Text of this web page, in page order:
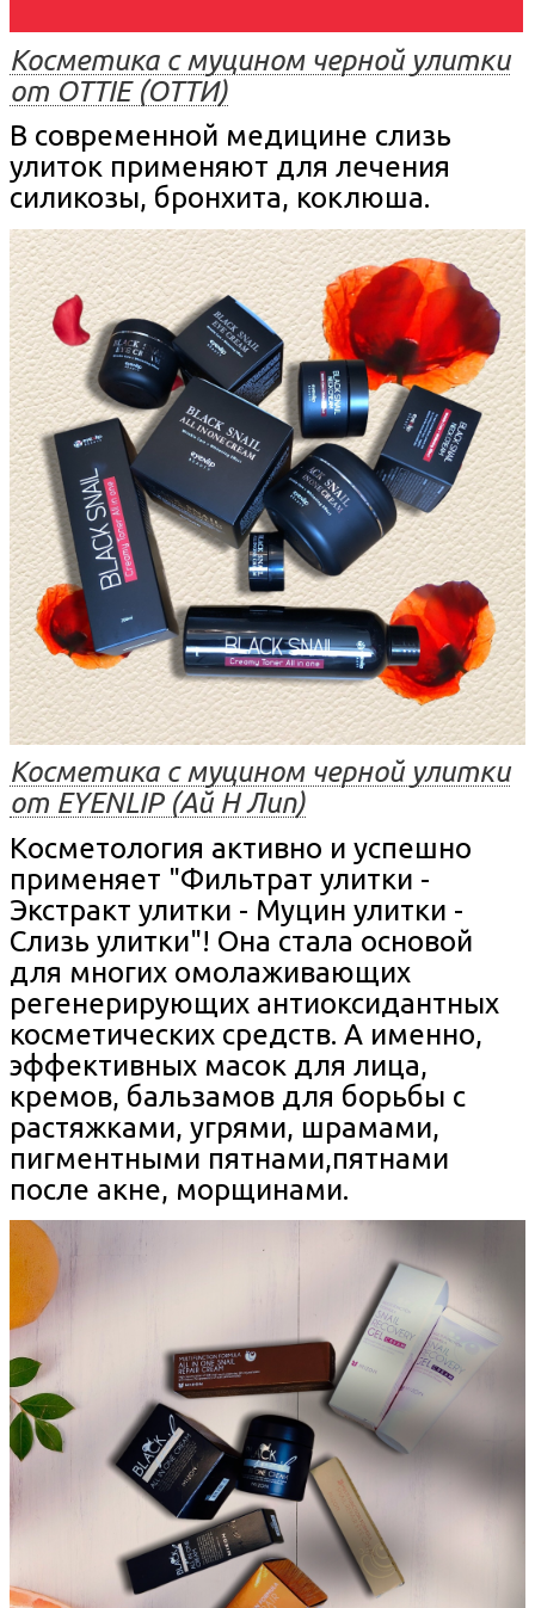
Косметика с муцином черной улитки
от OTTIE (ОТТИ)
В современной медицине слизь
улиток применяют для лечения
силикозы, бронхита, коклюша.
Косметика с муцином черной улитки
от EYENLIP (Ай Н Лип)
Косметология активно и успешно
применяет "Фильтрат улитки -
Экстракт улитки - Муцин улитки -
Слизь улитки"! Она стала основой
для многих омолаживающих
регенерирующих антиоксидантных
косметических средств. А именно,
эффективных масок для лица,
кремов, бальзамов для борьбы с
растяжками, угрями, шрамами,
пигментными пятнами,пятнами
после акне, морщинами.